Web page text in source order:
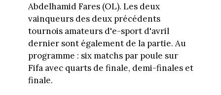
Abdelhamid Fares (OL). Les deux
vainqueurs des deux précédents
tournois amateurs d'e-sport d'avril
dernier sont également de la partie. Au
programme : six matchs par poule sur
Fifa avec quarts de finale, demi-finales et
finale.